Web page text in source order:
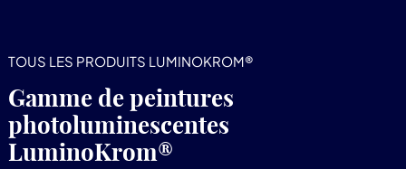
TOUS LES PRODUITS LUMINOKROM®
Gamme de peintures
photoluminescentes
LuminoKrom®